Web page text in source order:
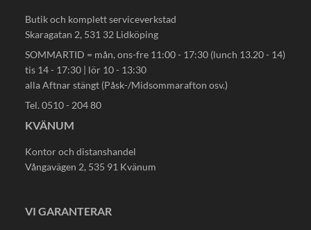
Butik och komplett serviceverkstad
Skaragatan 2, 531 32 Lidköping
SOMMARTID = mån, ons-fre 11:00 - 17:30 (lunch 13.20 - 14)
tis 14 - 17:30 | lör 10 - 13:30
alla Aftnar stängt (Påsk-/Midsommarafton osv.)
Tel. 0510 - 204 80
KVÄNUM
Kontor och distanshandel
Vångavägen 2, 535 91 Kvänum
VI GARANTERAR